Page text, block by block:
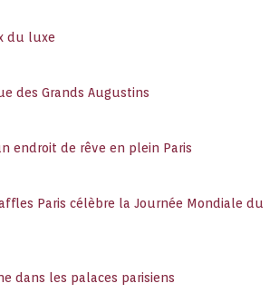
du luxe
des Grands Augustins
endroit de rêve en plein Paris
Paris célèbre la Journée Mondiale du
dans les palaces parisiens